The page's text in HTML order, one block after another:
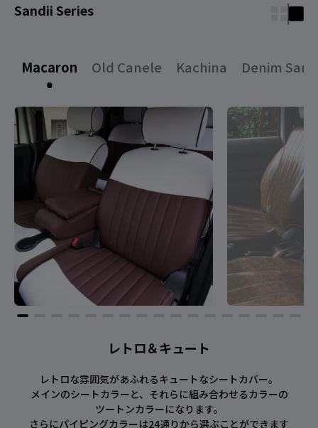
Sandii Series
Macaron Old Canele Kachina Denim Sand
レトロ＆キュート
レトロな雰囲気があふれるキュートなシートカバー。
メインのシートカラーと、それらに組み合わせるカラーの
ツートンカラーになります。
さらにパイピングカラーは24通りから選ぶことができます